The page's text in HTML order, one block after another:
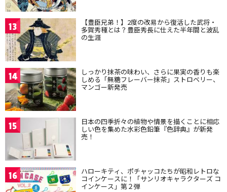
13 【豊臣兄弟！】2度の改易から復活した武将・
多賀秀種とは？豊臣秀長に仕えた半年間と波乱
の生涯
14 しっかり抹茶の味わい、さらに果実の香りも楽
しめる「無糖フレーバー抹茶」ストロベリー、
マンゴー新発売
15 日本の四季折々の植物や情景を描くことに相応
しい色を集めた水彩色鉛筆『色辞典』が新発
売！
16 ハローキティ、ポチャッコたちが昭和レトロな
コインケースに！「サンリオキャラクターズ コ
インケース」第２弾